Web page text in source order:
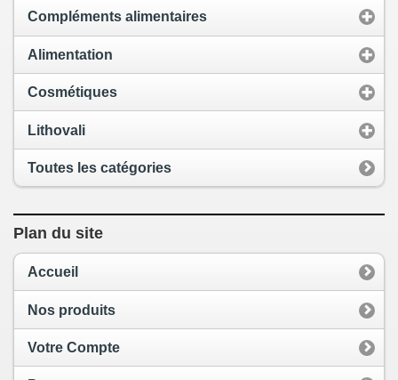
Compléments alimentaires
Alimentation
Cosmétiques
Lithovali
Toutes les catégories
Plan du site
Accueil
Nos produits
Votre Compte